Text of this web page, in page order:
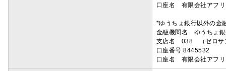
口座名 有限会社アフ
*ゆうちょ銀行以外の金
金融機関名 ゆうちょ
支店名 038 （ゼロサ
口座番号 8445532
口座名 有限会社アフ